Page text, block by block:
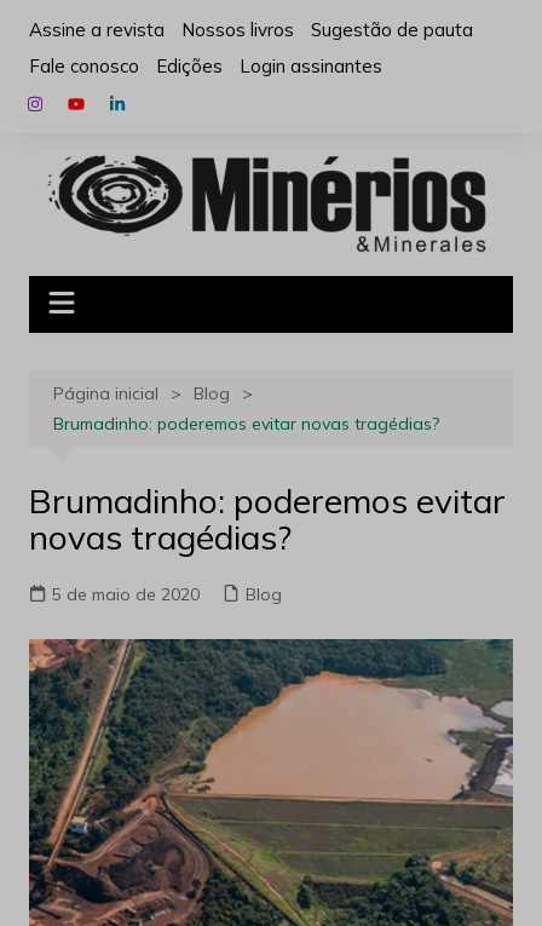
para
conteúdo
Assine a revista Nossos livros
Sugestão de pauta
Fale conosco
Edições Login assinantes
Página inicial
Blog
Brumadinho: poderemos evitar novas tragédias?
Brumadinho: poderemos evitar
novas tragédias?
5 de maio de 2020 Blog